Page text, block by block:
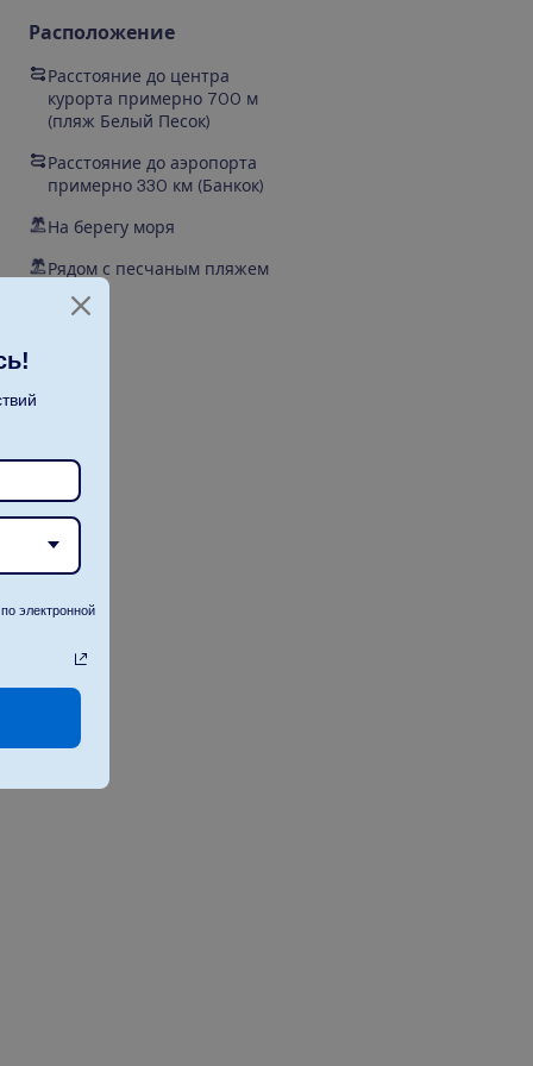
Расположение
Расстояние до центра
курорта примерно 700 м
(пляж Белый Песок)
Расстояние до аэропорта
примерно 330 км (Банкок)
На берегу моря
Рядом с песчаным пляжем
электронной